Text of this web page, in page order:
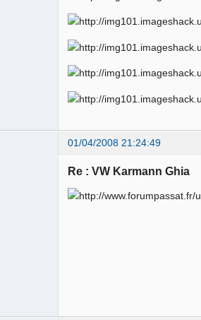
01/04/2008 21:24:49
Re : VW Karmann Ghia